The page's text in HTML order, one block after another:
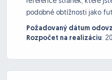
podobné obtížnosti jako
Požadovaný dátum
Rozpočet na realizáciu: